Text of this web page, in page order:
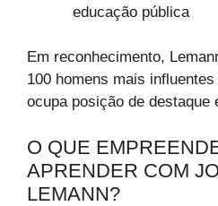
educação pública
Em reconhecimento,
100 homens mais
ocupa posição de destaque
O QUE
APRENDER COM
LEMANN?